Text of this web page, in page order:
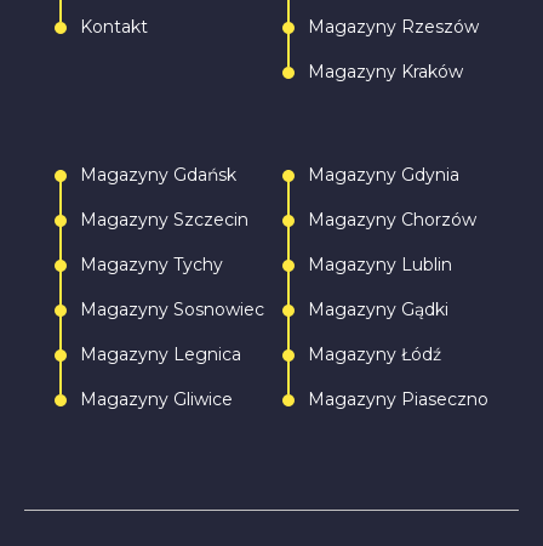
Kontakt Magazyny Rzeszów
Magazyny Kraków
Magazyny Gdańsk
Magazyny Szczecin
Magazyny Tychy
Magazyny Sosnowiec
Magazyny Legnica
Magazyny Gliwice
Magazyny Gdynia
Magazyny Chorzów
Magazyny Lublin
Magazyny Gądki
Magazyny Łódź
Magazyny Piaseczno